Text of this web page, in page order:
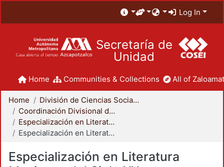
Log In
Secretaría de
Unidad
Home Communities & Collections All of
Home
División de Ciencias Sociales y Humanidades
Coordinación Divisional de Posgrado
Especialización en Literatura Mexicana del Siglo XX
Especialización en Literatura Mexicana del Siglo XX
Especialización en Literatura